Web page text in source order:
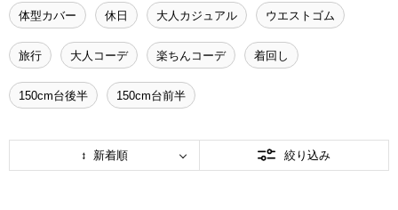
体型カバー 休日 大人カジュアル ウエストゴム
旅行 大人コーデ 楽ちんコーデ 着回し
150cm台後半 150cm台前半
新着順 絞り込み